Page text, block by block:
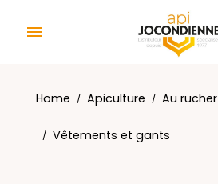

Home Apiculture Au rucher
Vêtements et gants